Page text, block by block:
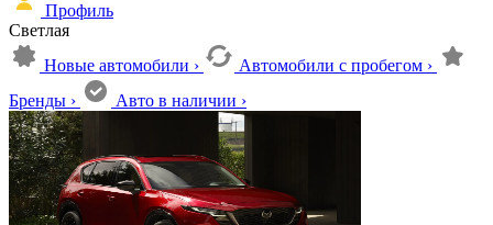
Профиль
Светлая
Новые автомобили › Автомобили с пробегом ›
Бренды › Авто в наличии ›